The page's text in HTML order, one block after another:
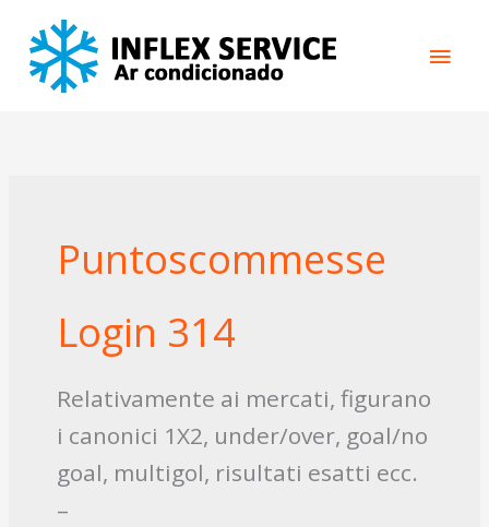
content
Puntoscommesse
Login 314
Relativamente ai mercati, figurano
i canonici 1X2, under/over, goal/no
goal, multigol, risultati esatti ecc.
–